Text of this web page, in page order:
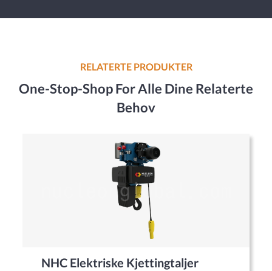
RELATERTE PRODUKTER
One-Stop-Shop For Alle Dine Relaterte
Behov
NHC Elektriske Kjettingtaljer